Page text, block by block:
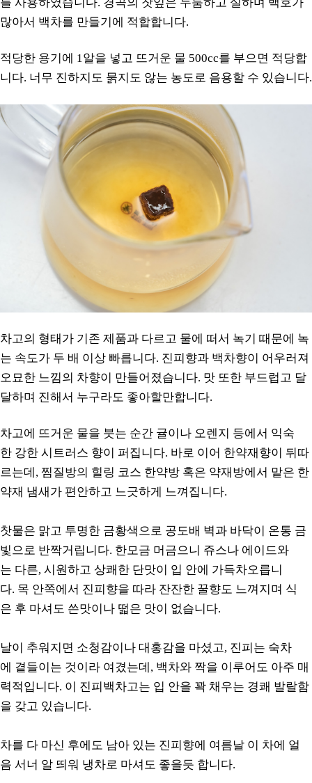
많아서 백차를 만들기에 적합합니다.
적당한 용기에 1알을 넣고 뜨거운 물 500cc를 부으면 적당합
니다. 너무 진하지도 묽지도 않는 농도로 음용할 수 있습니다.
차고의 형태가 기존 제품과 다르고 물에 떠서 녹기 때문에 녹
는 속도가 두 배 이상 빠릅니다. 진피향과 백차향이 어우러져
오묘한 느낌의 차향이 만들어졌습니다. 맛 또한 부드럽고 달
달하며 진해서 누구라도 좋아할만합니다.
차고에 뜨거운 물을 붓는 순간 귤이나 오렌지 등에서 익숙
한 강한 시트러스 향이 퍼집니다. 바로 이어 한약재향이 뒤따
르는데, 찜질방의 힐링 코스 한약방 혹은 약재방에서 맡은 한
약재 냄새가 편안하고 느긋하게 느껴집니다.
찻물은 맑고 투명한 금황색으로 공도배 벽과 바닥이 온통 금
빛으로 반짝거립니다. 한모금 머금으니 쥬스나 에이드와
는 다른, 시원하고 상쾌한 단맛이 입 안에 가득차오릅니
다. 목 안쪽에서 진피향을 따라 잔잔한 꿀향도 느껴지며 식
은 후 마셔도 쓴맛이나 떫은 맛이 없습니다.
날이 추워지면 소청감이나 대홍감을 마셨고, 진피는 숙차
에 곁들이는 것이라 여겼는데, 백차와 짝을 이루어도 아주 매
력적입니다. 이 진피백차고는 입 안을 꽉 채우는 경쾌 발랄함
을 갖고 있습니다.
차를 다 마신 후에도 남아 있는 진피향에 여름날 이 차에 얼
음 서너 알 띄워 냉차로 마셔도 좋을듯 합니다.